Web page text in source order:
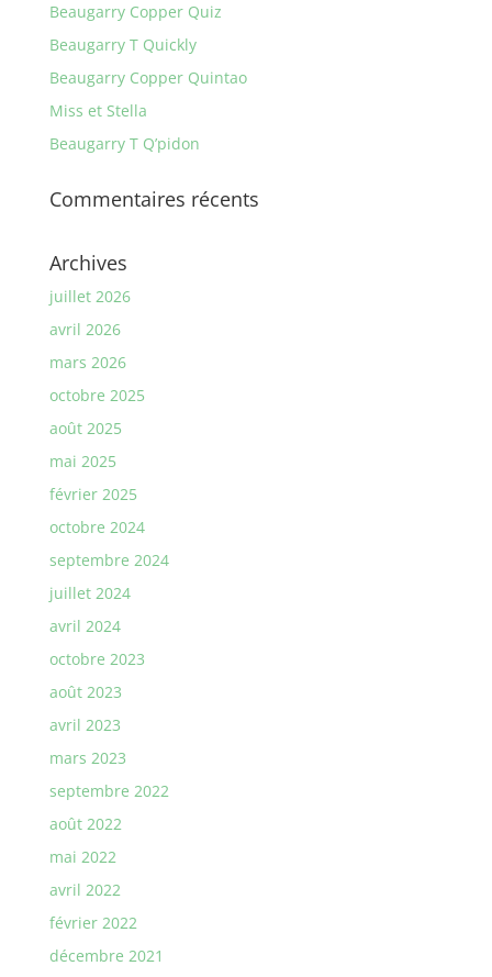
Beaugarry Copper Quiz
Beaugarry T Quickly
Beaugarry Copper Quintao
Miss et Stella
Beaugarry T Q’pidon
Commentaires récents
Archives
juillet 2026
avril 2026
mars 2026
octobre 2025
août 2025
mai 2025
février 2025
octobre 2024
septembre 2024
juillet 2024
avril 2024
octobre 2023
août 2023
avril 2023
mars 2023
septembre 2022
août 2022
mai 2022
avril 2022
février 2022
décembre 2021